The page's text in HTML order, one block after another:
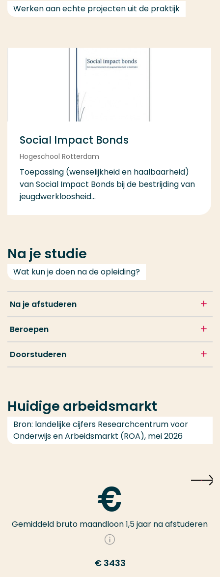
Werken aan echte projecten uit de praktijk
Social Impact Bonds
Hogeschool Rotterdam
Toepassing (wenselijkheid en haalbaarheid)
van Social Impact Bonds bij de bestrijding van
jeugdwerkloosheid...
Na je studie
Wat kun je doen na de opleiding?
Na je afstuderen
Beroepen
Doorstuderen
Huidige arbeidsmarkt
Bron: landelijke cijfers Researchcentrum voor
Onderwijs en Arbeidsmarkt (ROA), mei 2026
Gemiddeld bruto maandloon 1,5 jaar na afstuderen
€ 3433